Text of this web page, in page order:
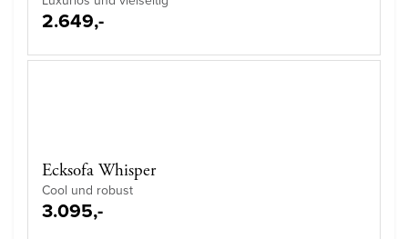
2.649,-
Ecksofa Whisper
Cool und robust
3.095,-